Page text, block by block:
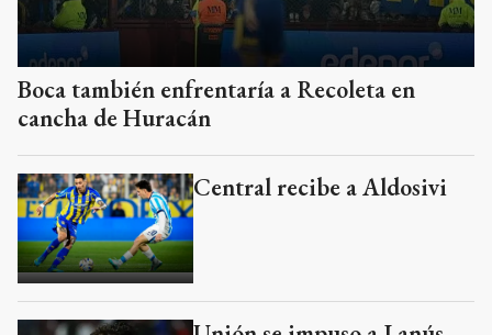
Boca también enfrentaría a Recoleta en
cancha de Huracán
Central recibe a Aldosivi